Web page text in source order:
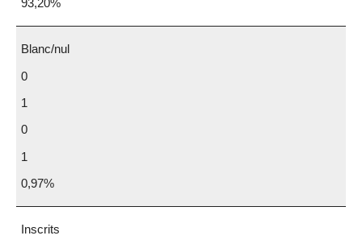
93,20%
Blanc/nul
0
1
0
1
0,97%
Inscrits